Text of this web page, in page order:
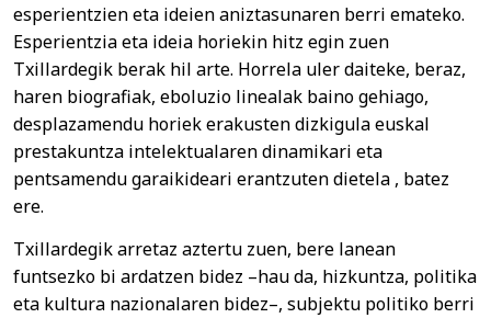
esperientzien eta ideien aniztasunaren berri emateko.
Esperientzia eta ideia horiekin hitz egin zuen
Txillardegik berak hil arte. Horrela uler daiteke, beraz,
haren biografiak, eboluzio linealak baino gehiago,
desplazamendu horiek erakusten dizkigula euskal
prestakuntza intelektualaren dinamikari eta
pentsamendu garaikideari erantzuten dietela , batez
ere.
Txillardegik arretaz aztertu zuen, bere lanean
funtsezko bi ardatzen bidez –hau da, hizkuntza, politika
eta kultura nazionalaren bidez–, subjektu politiko berri